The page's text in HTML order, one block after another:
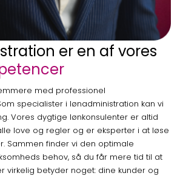
er en af vores
med professionel
specialister i lønadministration kan vi
Vores dygtige lønkonsulenter er altid
love og regler og er eksperter i at løse
Sammen finder vi den optimale
behov, så du får mere tid til at
virkelig betyder noget: dine kunder og